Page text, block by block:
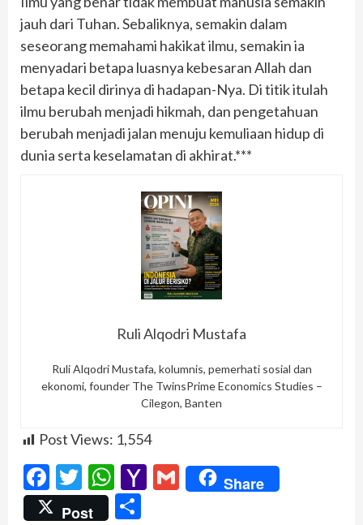
jauh dari Tuhan. Sebaliknya, semakin dalam
seseorang memahami hakikat ilmu, semakin ia
menyadari betapa luasnya kebesaran Allah dan
betapa kecil dirinya di hadapan-Nya. Di titik itulah
ilmu berubah menjadi hikmah, dan pengetahuan
berubah menjadi jalan menuju kemuliaan hidup di
dunia serta keselamatan di akhirat.***
Ruli Alqodri Mustafa
Ruli Alqodri Mustafa, kolumnis, pemerhati sosial dan
ekonomi, founder The TwinsPrime Economics Studies –
Cilegon, Banten
Post Views: 1,554
Facebook
Twitter
WhatsApp
Yahoo
Mail
GmailShare
Post